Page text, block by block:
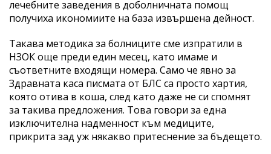
лечебните заведения в доболничната помощ
получиха икономиите на база извършена дейност.
Такава методика за болниците сме изпратили в
НЗОК още преди един месец, като имаме и
съответните входящи номера. Само че явно за
Здравната каса писмата от БЛС са просто хартия,
която отива в коша, след като даже не си спомнят
за такива предложения. Това говори за една
изключителна надменност към медиците,
прикрита зад уж някакво притеснение за бъдещето.